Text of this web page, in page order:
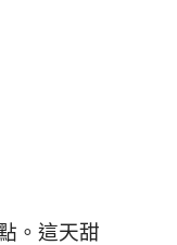
。這天甜